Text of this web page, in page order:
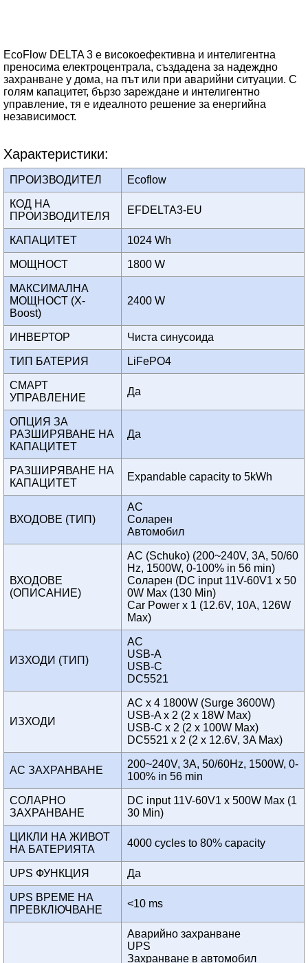
EcoFlow DELTA 3 е високоефективна и интелигентна
преносима електроцентрала, създадена за надеждно
захранване у дома, на път или при аварийни ситуации. С
голям капацитет, бързо зареждане и интелигентно
управление, тя е идеалното решение за енергийна
независимост.
Характеристики:
ПРОИЗВОДИТЕЛ Ecoflow
КОД НА
ПРОИЗВОДИТЕЛЯ
EFDELTA3-EU
КАПАЦИТЕТ 1024 Wh
МОЩНОСТ 1800 W
МАКСИМАЛНА
МОЩНОСТ (X-
Boost)
2400 W
ИНВЕРТОР Чиста синусоида
ТИП БАТЕРИЯ LiFePO4
СМАРТ
УПРАВЛЕНИЕ
Да
ОПЦИЯ ЗА
РАЗШИРЯВАНЕ НА
КАПАЦИТЕТ
Да
РАЗШИРЯВАНЕ НА
КАПАЦИТЕТ
Expandable capacity to 5kWh
ВХОДОВЕ (ТИП)
AC
Соларен
Автомобил
ВХОДОВЕ
(ОПИСАНИЕ)
AC (Schuko) (200~240V, 3A, 50/60
Hz, 1500W, 0-100% in 56 min)
Соларен (DC input 11V-60V1 x 50
0W Max (130 Min)
Car Power x 1 (12.6V, 10A, 126W
Max)
ИЗХОДИ (ТИП)
AC
USB-A
USB-C
DC5521
ИЗХОДИ
AC x 4 1800W (Surge 3600W)
USB-A x 2 (2 x 18W Max)
USB-C x 2 (2 x 100W Max)
DC5521 x 2 (2 x 12.6V, 3A Max)
AC ЗАХРАНВАНЕ
200~240V, 3A, 50/60Hz, 1500W, 0-
100% in 56 min
СОЛАРНО
ЗАХРАНВАНЕ
DC input 11V-60V1 x 500W Max (1
30 Min)
ЦИКЛИ НА ЖИВОТ
НА БАТЕРИЯТА
4000 cycles to 80% capacity
UPS ФУНКЦИЯ Да
UPS ВРЕМЕ НА
ПРЕВКЛЮЧВАНЕ
<10 ms
Аварийно захранване
UPS
Захранване в автомобил